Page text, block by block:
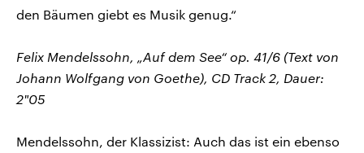
den Bäumen giebt es Musik genug.“
Felix Mendelssohn, „Auf dem See“ op. 41/6 (Text von
Johann Wolfgang von Goethe), CD Track 2, Dauer:
2"05
Mendelssohn, der Klassizist: Auch das ist ein ebenso